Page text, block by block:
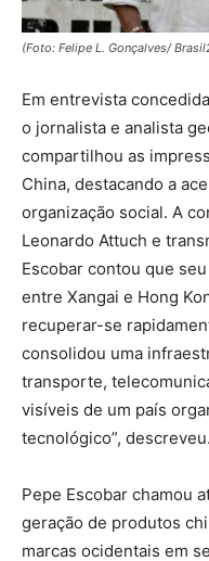
(Foto: Felipe L. Gonçalves/
Em entrevista
o jornalista e analista
compartilhou as
China, destacando a
organização social. A
Leonardo Attuch e
Escobar contou que
entre Xangai e Hong
recuperar-se
consolidou uma
transporte,
visíveis de um país
tecnológico”, descreveu.
Pepe Escobar chamou
geração de produtos
marcas ocidentais em